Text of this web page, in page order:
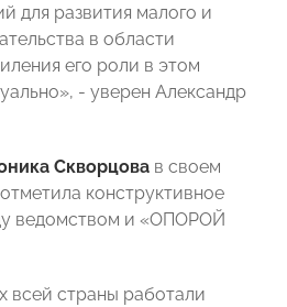
для развития малого и
в области
его роли в этом
- уверен Александр
Скворцова в своем
конструктивное
ведомством и «ОПОРОЙ
всей страны работали